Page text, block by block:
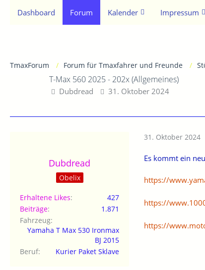
Dashboard Forum Kalender Impressum
TmaxForum Forum für Tmaxfahrer und Freunde
T-Max 560 2025 - 202x (Allgemeines)
Dubdread 31. Oktober 2024
Dubdread
Obelix
Erhaltene Likes
427
Beiträge
1.871
Fahrzeug
Yamaha T Max 530 Ironmax
BJ 2015
Beruf
Kurier Paket Sklave
31. Oktober 2024
Es kommt ein
https://
https://
https://